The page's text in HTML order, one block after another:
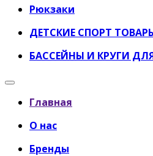
Рюкзаки
ДЕТСКИЕ СПОРТ
БАССЕЙНЫ И КРУГИ
Главная
О нас
Бренды